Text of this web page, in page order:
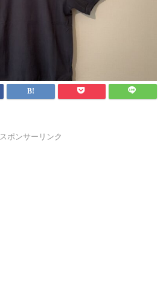
スポンサーリンク